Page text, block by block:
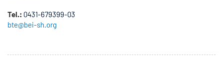
Tel.: 0431-679399-03
bte@bei-sh.org